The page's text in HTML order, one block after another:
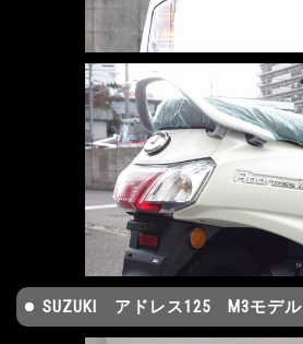
SUZUKI アドレス125 M3モデル